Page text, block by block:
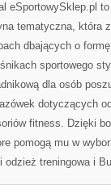
eSportowySklep.pl
tematyczna, która
dbających o
sportowego
dla osób
dotyczących
fitness. Dzięki
pomogą mu w
odzież treningowa i